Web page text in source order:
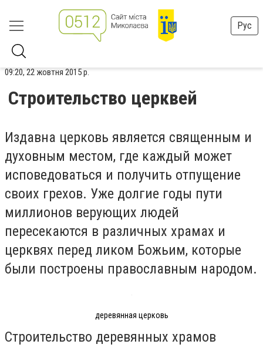
Рус
09:20, 22 жовтня 2015 р.
Строительство церквей
Издавна церковь является священным и
духовным местом, где каждый может
исповедоваться и получить отпущение
своих грехов. Уже долгие годы пути
миллионов верующих людей
пересекаются в различных храмах и
церквях перед ликом Божьим, которые
были построены православным народом.
деревянная церковь
Строительство деревянных храмов